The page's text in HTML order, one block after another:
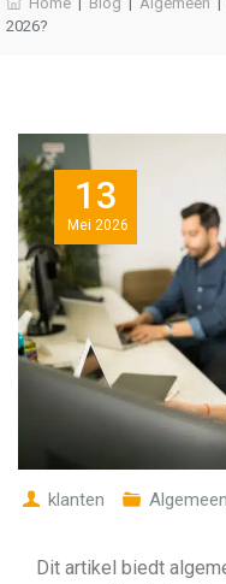
2026?
13
Mei 2026
klanten Algemeen
Dit artikel biedt